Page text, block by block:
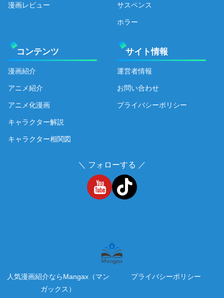
漫画レビュー サスペンス
ホラー
コンテンツ
漫画紹介
アニメ紹介
アニメ化漫画
キャラクター解説
キャラクター相関図
サイト情報
運営者情報
お問い合わせ
プライバシーポリシー
＼ フォローする ／
人気漫画紹介ならMangax（マン
ガックス）
プライバシーポリシー